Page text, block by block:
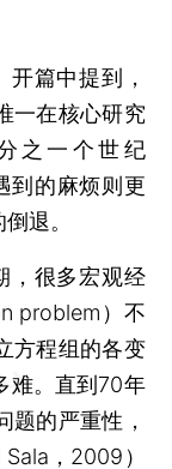
篇中提到，
一在核心研究
之一个世纪
到的麻烦则更
退。
很多宏观经
problem）不
方程组的各变
难。直到70年
题的严重性，
，2009）